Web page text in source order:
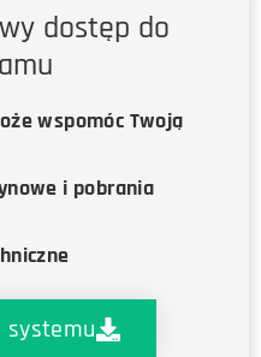
dostęp do
wspomóc Twoją
i pobrania
systemu